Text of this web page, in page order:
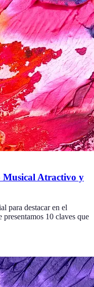
Musical Atractivo y
para destacar en el
10 claves que